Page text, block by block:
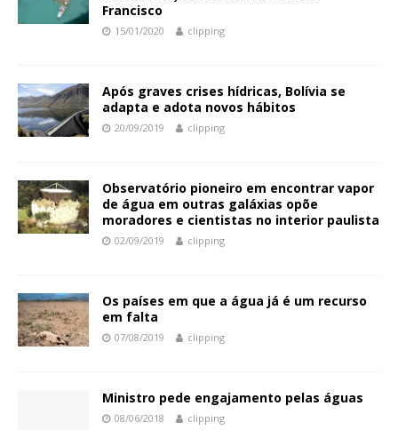
Francisco
15/01/2020 clipping
Após graves crises hídricas, Bolívia se
adapta e adota novos hábitos
20/09/2019 clipping
Observatório pioneiro em encontrar vapor
de água em outras galáxias opõe
moradores e cientistas no interior paulista
02/09/2019 clipping
Os países em que a água já é um recurso
em falta
07/08/2019 clipping
Ministro pede engajamento pelas águas
08/06/2018 clipping